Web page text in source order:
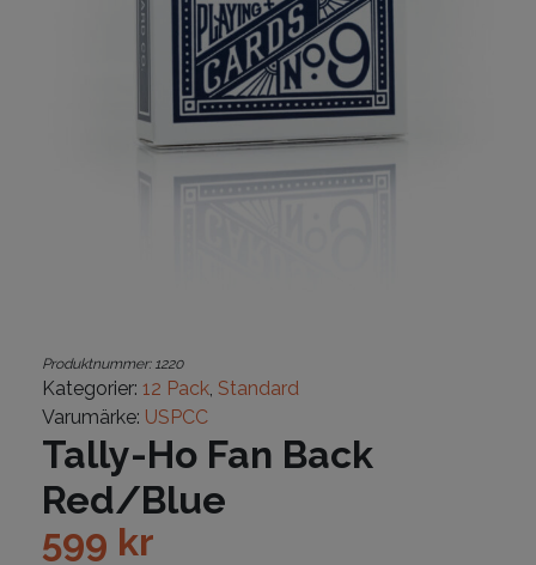
Produktnummer: 1220
Kategorier: 12 Pack, Standard
Varumärke: USPCC
Tally-Ho Fan Back
Red/Blue
599 kr